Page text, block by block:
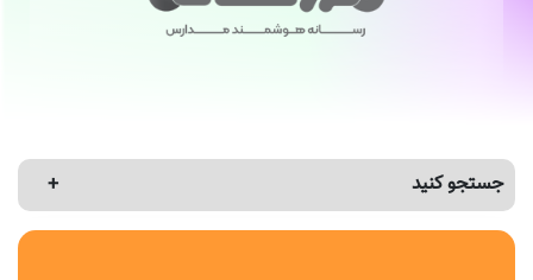
جستجو کنید